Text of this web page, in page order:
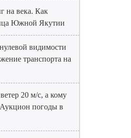
на века. Как
Южной Якутии
видимости
транспорта на
20 м/с, а кому
погоды в